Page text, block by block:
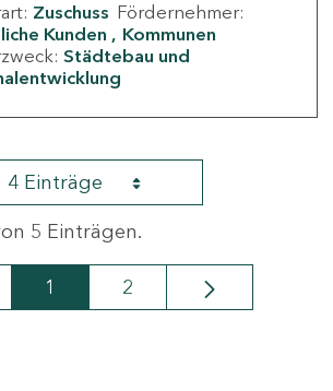
Zuschuss Fördernehmer:
Kunden
Kommunen
Städtebau und
4 Einträge
5 Einträgen.
Seite
1 Seite
2